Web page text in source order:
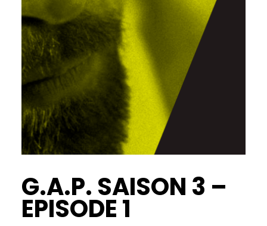
G.A.P. SAISON 3 –
EPISODE 1